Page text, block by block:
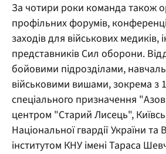
За чотири роки команда також
профільних форумів,
заходів для військових медиків,
представників Сил оборони.
бойовими підрозділами,
військовими вишами, зокрема з
спеціального призначення
центром "Старий Лисець",
Національної гвардії України та
інститутом КНУ імені Тараса